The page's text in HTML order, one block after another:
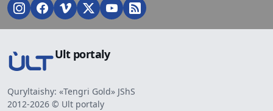
Ult portaly
Quryltaishy: «Tengri Gold» JShS
2012-2026 © Ult portaly